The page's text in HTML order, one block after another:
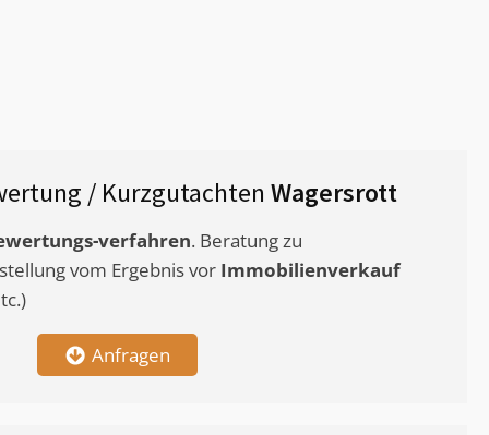
/ Kurzgutachten Wagersrott
verfahren. Beratung zu
vom Ergebnis vor Immobilienverkauf
Anfragen